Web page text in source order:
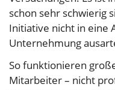
schon sehr schwierig
Initiative nicht in eine
Unternehmung
So funktionieren
Mitarbeiter – nicht